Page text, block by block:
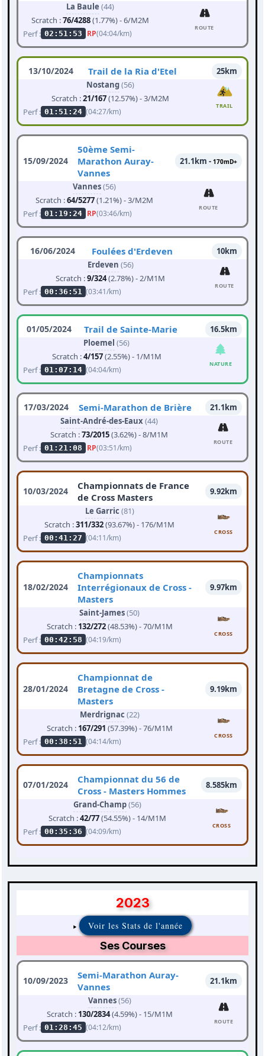
La Baule (44)
Scratch :76/4288(1.77%) - 6/M2M
Perf : 02:51:53 RP(04:04/km)
ROUTE
13/10/2024 Trail de la Ria d'Etel
25km
Nostang(56)
Scratch :21/167(12.57%) - 3/M2M
Perf : 01:51:24 (04:27/km)
TRAIL
15/09/2024
50ème Semi-
Marathon Auray-
Vannes
21.1km - 170mD+
Vannes(56)
Scratch :64/5277(1.21%) - 3/M2M
Perf : 01:19:24 RP(03:46/km)
ROUTE
16/06/2024 Foulées d'Erdeven
10km
Erdeven (56)
Scratch :9/324(2.78%) - 2/M1M
Perf : 00:36:51 (03:41/km)
ROUTE
01/05/2024 Trail de Sainte-Marie
16.5km
Ploemel (56)
Scratch :4/157(2.55%) - 1/M1M
Perf : 01:07:14 (04:04/km)
NATURE
17/03/2024 Semi-Marathon de Brière
21.1km
Saint-André-des-Eaux(44)
Scratch :73/2015(3.62%) - 8/M1M
Perf : 01:21:08 RP(03:51/km)
ROUTE
10/03/2024
Championnats de France
de Cross Masters
9.92km
Le Garric (81)
Scratch :311/332(93.67%) - 176/M1M
Perf : 00:41:27 (04:11/km)
CROSS
18/02/2024
Championnats
Interrégionaux de Cross -
Masters
9.97km
Saint-James(50)
Scratch : 132/272(48.53%) - 70/M1M
Perf : 00:42:58 (04:19/km)
CROSS
28/01/2024
Championnat de
Bretagne de Cross -
Masters
9.19km
Merdrignac (22)
Scratch : 167/291 (57.39%) - 76/M1M
Perf : 00:38:51 (04:14/km)
CROSS
07/01/2024
Championnat du 56 de
Cross - Masters Hommes
8.585km
Grand-Champ(56)
Scratch :42/77(54.55%) - 14/M1M
Perf : 00:35:36 (04:09/km)
CROSS
2023
Voir les Stats de l'année
Ses Courses
10/09/2023
Semi-Marathon Auray-
Vannes
21.1km
Vannes(56)
Scratch : 130/2834(4.59%) - 15/M1M
Perf : 01:28:45 (04:12/km)
ROUTE